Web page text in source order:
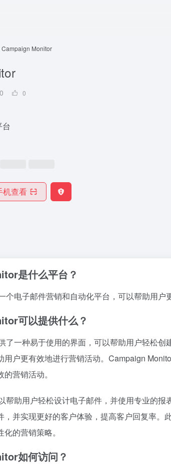
Campaign Monitor
0 0
机查看
是什么平台？
个电子邮件营销和自动化平台，可以帮助用户
可以提供什么？
了一种易于使用的界面，可以帮助用户轻松
用户更有效地进行营销活动。Campaign
营销活动。
帮助用户轻松设计电子邮件，并使用专业的
，并实现更好的客户体验，提高客户回复率
的营销策略。
如何访问？